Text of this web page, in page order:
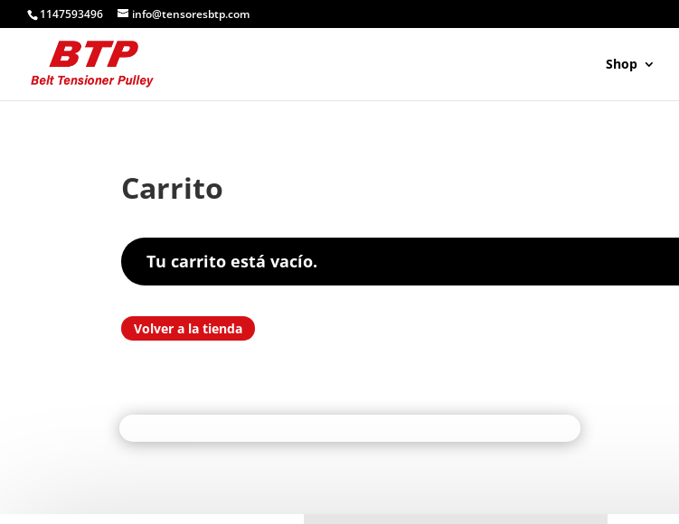
1147593496 info@tensoresbtp.com
Shop
Carrito
Tu carrito está vacío.
Volver a la tienda